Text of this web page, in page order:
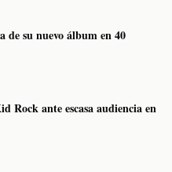
de su nuevo álbum en 40
Rock ante escasa audiencia en